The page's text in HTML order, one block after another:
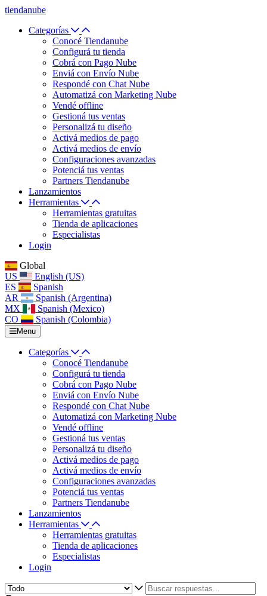
tiendanube
Categorías
Conocé Tiendanube
Configurá tu tienda
Cobrá con Pago Nube
Enviá con Envío Nube
Respondé con Chat Nube
Automatizá con Marketing Nube
Vendé offline
Gestioná tus ventas
Personalizá tu diseño
Activá medios de pago
Activá medios de envío
Configuraciones avanzadas
Potenciá tus ventas
Partners Tiendanube
Lanzamientos
Herramientas
Herramientas gratuitas
Tienda de aplicaciones
Especialistas
Login
Global
US
English (US)
ES
Spanish
AR
Spanish (Argentina)
MX
Spanish (Mexico)
CO
Spanish (Colombia)
Menu
Categorías
Conocé Tiendanube
Configurá tu tienda
Cobrá con Pago Nube
Enviá con Envío Nube
Respondé con Chat Nube
Automatizá con Marketing Nube
Vendé offline
Gestioná tus ventas
Personalizá tu diseño
Activá medios de pago
Activá medios de envío
Configuraciones avanzadas
Potenciá tus ventas
Partners Tiendanube
Lanzamientos
Herramientas
Herramientas gratuitas
Tienda de aplicaciones
Especialistas
Login